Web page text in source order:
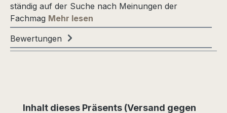
ständig auf der Suche nach Meinungen der
Fachmag Mehr lesen
Bewertungen
Produktgalerie überspringen
Inhalt dieses Präsents (Versand gegen